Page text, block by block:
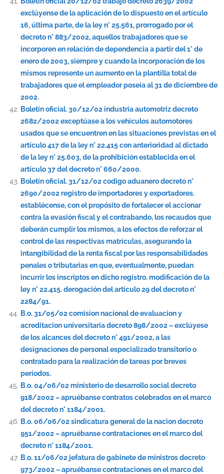
exclúyense de la aplicación de lo dispuesto en el artículo
16, última parte, de la ley n° 25.561, prorrogado por el
decreto n° 883/2002, aquellos trabajadores que se
incorporen en relación de dependencia a partir del 1° de
enero de 2003, siempre y cuando la incorporación de los
mismos represente un aumento en la plantilla total de
trabajadores que el empleador poseía al 31 de diciembre de
2002.
Boletín oficial. 30/12/02 industria automotriz decreto
2682/2002 exceptúase a los vehículos automotores
usados que se encuentren en las situaciones previstas en el
artículo 417 de la ley n° 22.415 con anterioridad al dictado
de la ley n° 25.603, de la prohibición establecida en el
artículo 37 del decreto n° 660/2000.
Boletín oficial. 31/12/02 codigo aduanero decreto n°
2690/2002 registro de importadores y exportadores.
establécense, con el propósito de fortalecer el accionar
contra la evasión fiscal y el contrabando, los recaudos que
deberán cumplir los mismos, a los efectos de reforzar el
control de las respectivas matrículas, asegurando la
intangibilidad de la renta fiscal por las responsabilidades
penales o tributarias en que, eventualmente, puedan
incurrir los inscriptos en dicho registro. modificación de la
ley n° 22.415. derogación del artículo 29 del decreto n°
2284/91.
B.o. 31/05/02 comision nacional de evaluacion y
acreditacion universitaria decreto 898/2002 – exclúyese
de los alcances del decreto n° 491/2002, a las
designaciones de personal especializado transitorio o
contratado para la realización de tareas por breves
períodos.
B.o. 04/06/02 ministerio de desarrollo social decreto
918/2002 – apruébanse contratos celebrados en el marco
del decreto n° 1184/2001.
B.o. 06/06/02 sindicatura general de la nacion decreto
951/2002 – apruébanse contrataciones en el marco del
decreto n° 1184/2001.
B.o. 11/06/02 jefatura de gabinete de ministros decreto
973/2002 – apruébanse contrataciones en el marco del